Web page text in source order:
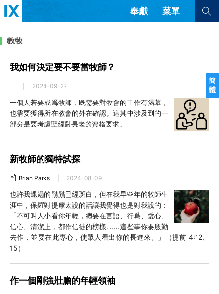
簡
體
奉獻 菜單
文章 書評
教會帶領 解經式講道與神學
福音傳講與宣教
團契生活與禱告
查看全部
查看全部
隱私條款 其他的模式
西班牙語
法語
羅馬尼亞語
越南語
意大利語
德語
韓語
土耳其語
阿拉伯語
阿爾巴尼亞語
塞爾維亞語 柬埔寨語
教牧
我如何決定要不要當牧師？
2024-09-27
一個人若要成爲牧師，既需要對牧會的工作有渴慕，
也需要獲得所在教會的外在確認。這其中涉及到的一
部分是要考慮聖經對長老的資格要求。
新牧師的獨特試探
Brian Parks 2024-08-09
也許我邋遢的鬍鬚已經斑白，但在我早些年的牧師生
涯中，保羅對提摩太說的話讓我覺得也是對我說的：
「不可叫人小看你年輕，總要在言語、行爲、愛心、
信心、清潔上，都作信徒的榜樣…….這些事你要殷勤
去作，並要在此專心，使眾人看出你的長進來。」（提前 4:12、
15）
作一個剛強壯膽的年輕領袖